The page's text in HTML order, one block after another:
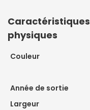
Caractéristiques
physiques
Couleur
Année de sortie
Largeur